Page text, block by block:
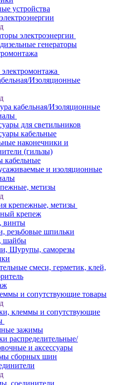
устройства
электроэнергии
генераторы
Изоляционные
кабельная/Изоляционные
для светильников
кабельные
наконечники и
(гильзы)
кабельные
и изоляционные
метизы
крепежные, метизы
крепеж
винты
резьбовые шпильки
шайбы
Шурупы, саморезы
смеси, герметик, клей,
и сопутствующие товары
клеммы и сопутствующие
зажимы
распределительные/
и аксессуары
сборных шин
соединители